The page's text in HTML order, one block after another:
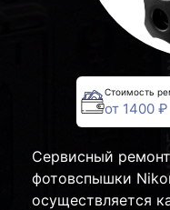
Стоимость
от 1400 ₽
Сервисный
фотовспышки
осуществляется